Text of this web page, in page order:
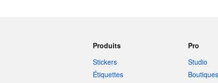
Produits
Stickers
Étiquettes
Pro
Studio
Boutiques